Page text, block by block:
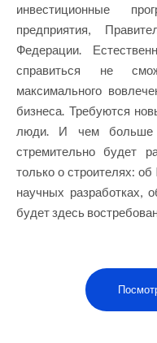
инвестиционные
предприятия,
Федерации.
справиться не
максимального
бизнеса. Требуются
люди. И чем больше
стремительно будет
только о строителях:
научных разработках,
будет здесь